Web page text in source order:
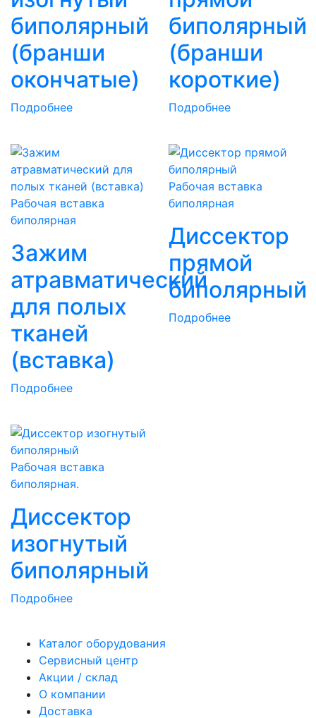
биполярный
(бранши
окончатые)
Подробнее
биполярный
(бранши
короткие)
Подробнее
Рабочая вставка
биполярная
Зажим
атравматический
для полых
тканей
(вставка)
Подробнее
Рабочая вставка
биполярная
Диссектор
прямой
биполярный
Подробнее
Рабочая вставка
биполярная.
Диссектор
изогнутый
биполярный
Подробнее
Каталог оборудования
Сервисный центр
Акции / склад
О компании
Доставка